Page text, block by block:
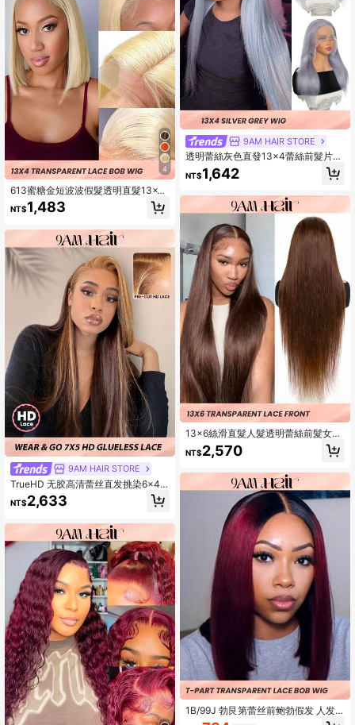
4
613蜜糖金短波波假髮透明直髮13x4
無痕蕾絲前鬆緊線人髮假髮,適用於女
性發售清倉
NT$1,483
9AM HAIR STORE
TrueHD 无胶高清蕾丝直发挑染6x4
蕾丝闭合假发，180%真人发，8-14
英寸波波头，16-30英寸常规款，丝
型，活力四射，旅行必备，节日装
扮，伴娘礼物，运动度假旅行节日户
外活动角色扮演校园海滩完美之选，
周末必备，情人节必备，真人发蕾丝
假发，自然无胶假发，浪漫约会必
备。
NT$2,633
9AM HAIR STORE
透明蕾絲灰色直發13×4蕾絲前髮片銀
色人髮假髮預拔頭髮女士專用
NT$1,642
13x6絲滑直髮人髮透明蕾絲前髮女士
假髮18-30英寸4號巧克力棕色帶預拔
毛髮線
NT$2,570
1B/99J 勃艮第蕾丝前鲍勃假发 人发 T
部分蕾丝前假发 女士短直鲍勃假发 人